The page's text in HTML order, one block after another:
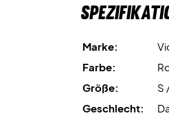
Marke:
Farbe:
Größe:
S
Geschlecht: